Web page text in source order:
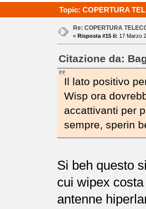
Topic: COPERTURA
Re: COPERTURA
« Risposta #15 il: 17 Marzo
Citazione da:
Il lato positivo
Wisp ora
accattivanti per
sempre, sperin
Si beh questo
cui wipex
antenne